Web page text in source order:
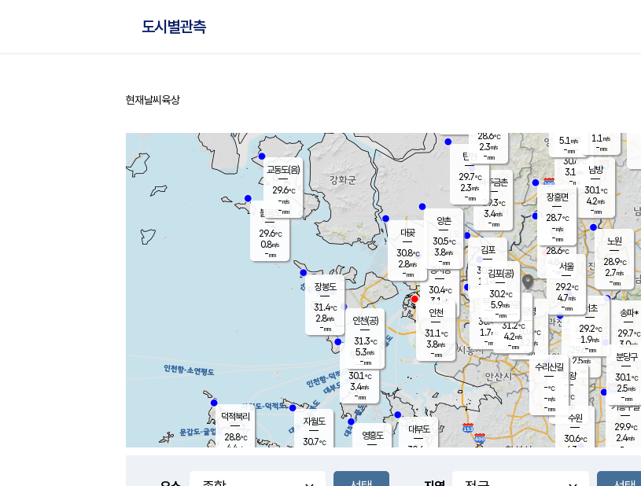
도시별관측
홈
현재날씨 육상
무의도
30.1℃
3.4m/s
-mm
영흥도
볼음도
29.6℃
0.8m/s
-mm
자월도
30.7℃
양주
30.6℃
3.1
-mm
과천
29.6℃
2.5m/s
- mm
장봉도
31.4℃
2.8m/s
-mm
대부도
30.6
경서동
30.4℃
3.1 m/s
-mm
파주금촌
29.3℃
3.4m/s
-mm
대곶
30.8℃
2.8m/s
-mm
탄현
29.7℃
2.3m/s
-mm
의왕
- ℃
m/s
mm
김포
30.2℃
1.1 m/s
mm
광명
30.4 ℃
3.2 m/s
-mm
부천
30.4℃
1.7m/s
-mm
양촌
30.5℃
3.8m/s
-mm
구로
31.2℃
4.2m/s
-mm
은평
28.6℃
4.8 m/s
- mm
노원
28.9℃
2.7m/s
-mm
송파*
29.7℃
3.0m/s
-mm
서초
29.2℃
1.9m/s
-mm
남방
30.1℃
4.2m/s
-mm
기흥구갈
29.9℃
2.4m/s
-
수리산길
-℃
-m/s
-mm
분당구
30.1℃
2.5m/s
-mm
장흥면
28.7℃
-m/s
-mm
5.1 m/s
-mm
덕적북리
28.8℃
4.4 m/s
인천(공)
31.3℃
5.3m/s
-mm
김포(공)
30.2℃
5.9m/s
-mm
교동도(음)
29.6℃
-m/s
-mm
수원
30.6℃
4.3 m/s
인천
31.1℃
3.8m/s
-mm
서울
29.2℃
4.7m/s
-mm
28.6℃
2.3m/s
-mm
1.1 m/s
-mm